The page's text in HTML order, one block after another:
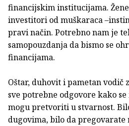
financijskim institucijama.
investitori od muškaraca
pravi način. Potrebno nam je
samopouzdanja da bismo se
financijama.
Oštar, duhovit i pametan vodič
sve potrebne odgovore kako
mogu pretvoriti u stvarnost.
dugovima, bilo da pregovarate